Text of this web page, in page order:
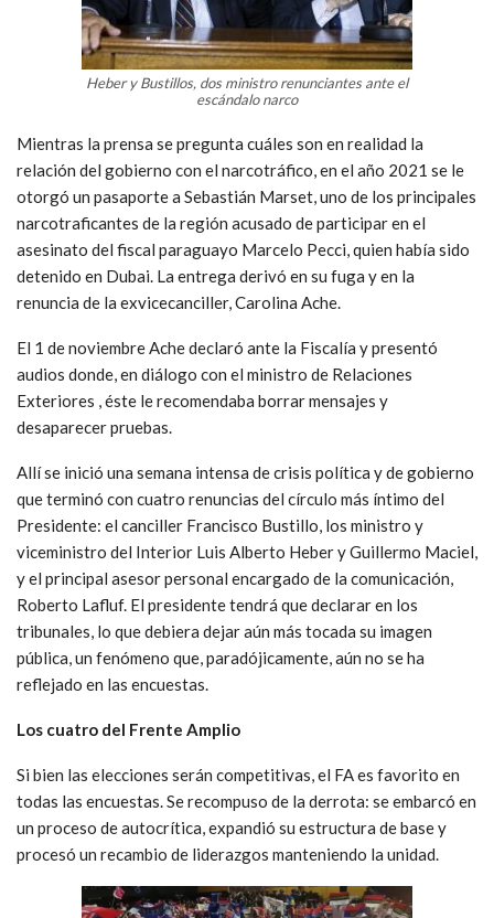
Heber y Bustillos, dos ministro renunciantes ante el
escándalo narco
Mientras la prensa se pregunta cuáles son en realidad la
relación del gobierno con el narcotráfico, en el año 2021 se le
otorgó un pasaporte a Sebastián Marset, uno de los principales
narcotraficantes de la región acusado de participar en el
asesinato del fiscal paraguayo Marcelo Pecci, quien había sido
detenido en Dubai. La entrega derivó en su fuga y en la
renuncia de la exvicecanciller, Carolina Ache.
El 1 de noviembre Ache declaró ante la Fiscalía y presentó
audios donde, en diálogo con el ministro de Relaciones
Exteriores , éste le recomendaba borrar mensajes y
desaparecer pruebas.
Allí se inició una semana intensa de crisis política y de gobierno
que terminó con cuatro renuncias del círculo más íntimo del
Presidente: el canciller Francisco Bustillo, los ministro y
viceministro del Interior Luis Alberto Heber y Guillermo Maciel,
y el principal asesor personal encargado de la comunicación,
Roberto Lafluf. El presidente tendrá que declarar en los
tribunales, lo que debiera dejar aún más tocada su imagen
pública, un fenómeno que, paradójicamente, aún no se ha
reflejado en las encuestas.
Los cuatro del Frente Amplio
Si bien las elecciones serán competitivas, el FA es favorito en
todas las encuestas. Se recompuso de la derrota: se embarcó en
un proceso de autocrítica, expandió su estructura de base y
procesó un recambio de liderazgos manteniendo la unidad.